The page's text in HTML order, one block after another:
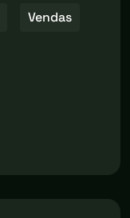
Vendas